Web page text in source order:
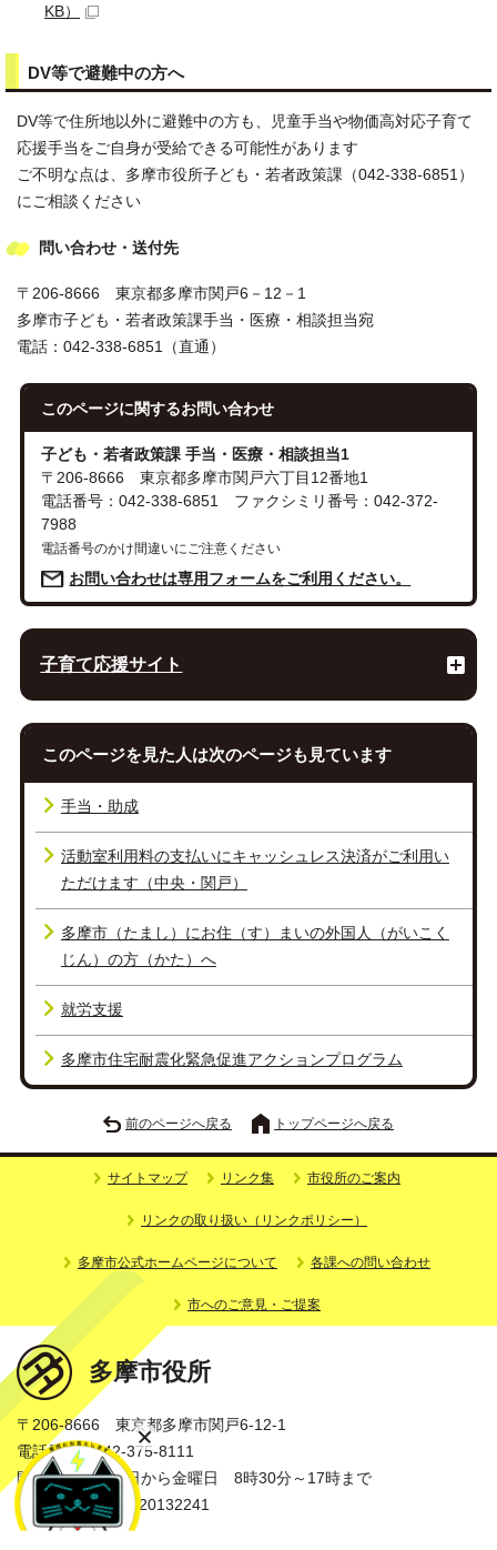
KB）
DV等で避難中の方へ
DV等で住所地以外に避難中の方も、児童手当や物価高対応子育て
応援手当をご自身が受給できる可能性があります
ご不明な点は、多摩市役所子ども・若者政策課（042-338-6851）
にご相談ください
問い合わせ・送付先
〒206-8666 東京都多摩市関戸6－12－1
多摩市子ども・若者政策課手当・医療・相談担当宛
電話：042-338-6851（直通）
このページに関するお問い合わせ
子ども・若者政策課 手当・医療・相談担当1
〒206-8666 東京都多摩市関戸六丁目12番地1
電話番号：042-338-6851 ファクシミリ番号：042-372-
7988
電話番号のかけ間違いにご注意ください
お問い合わせは専用フォームをご利用ください。
子育て応援サイト
このページを見た人は次のページも見ています
手当・助成
活動室利用料の支払いにキャッシュレス決済がご利用い
ただけます（中央・関戸）
多摩市（たまし）にお住（す）まいの外国人（がいこく
じん）の方（かた）へ
就労支援
多摩市住宅耐震化緊急促進アクションプログラム
前のページへ戻る トップページへ戻る
サイトマップ リンク集 市役所のご案内
リンクの取り扱い（リンクポリシー）
多摩市公式ホームページについて 各課への問い合わせ
市へのご意見・ご提案
多摩市役所
〒206-8666 東京都多摩市関戸6-12-1
電話番号：042-375-8111
開庁時間：月曜日から金曜日 8時30分～17時まで
法人番号：3000020132241